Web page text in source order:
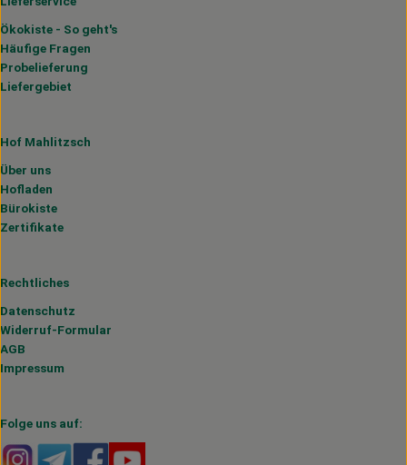
Ökokiste - So geht's
Häufige Fragen
Probelieferung
Liefergebiet
Hof Mahlitzsch
Über uns
Hofladen
Bürokiste
Zertifikate
Rechtliches
Datenschutz
Widerruf-Formular
AGB
Impressum
Folge uns auf:
Externer Link zu https://www.instagram.com/
Externer Link zu https://t.me/s/hofmahlitzsch
Externer Link zu https://www.facebook.com/